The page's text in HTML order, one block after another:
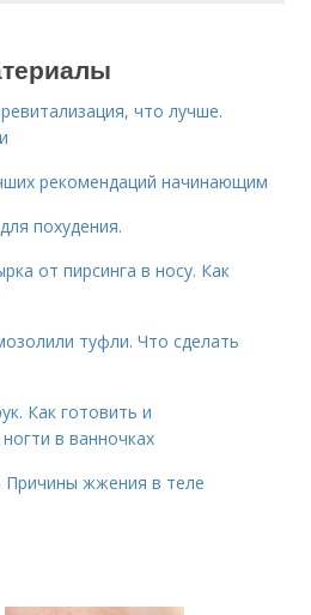
что лучше.
рекомендаций начинающим
похудения.
от пирсинга в носу. Как
туфли. Что сделать
Как готовить и
в ванночках
жжения в теле